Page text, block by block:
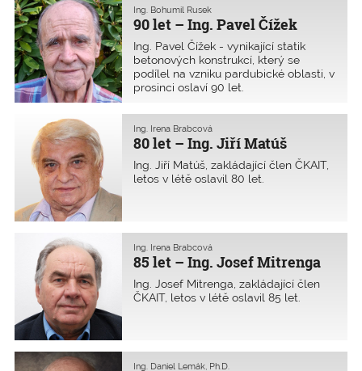
90 let – Ing. Pavel Čížek
Ing. Bohumil Rusek
Ing. Pavel Čížek - vynikající statik
betonových konstrukcí, který se
podílel na vzniku pardubické oblasti, v
prosinci oslaví 90 let.
80 let – Ing. Jiří Matúš
Ing. Irena Brabcová
Ing. Jiří Matúš, zakládající člen ČKAIT,
letos v létě oslavil 80 let.
85 let – Ing. Josef Mitrenga
Ing. Irena Brabcová
Ing. Josef Mitrenga, zakládající člen
ČKAIT, letos v létě oslavil 85 let.
Ing. Daniel Lemák, Ph.D.